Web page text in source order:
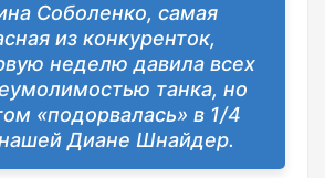
Соболенко, самая
из конкуренток,
неделю давила всех
танка, но
«подорвалась» в 1/4
Диане Шнайдер.